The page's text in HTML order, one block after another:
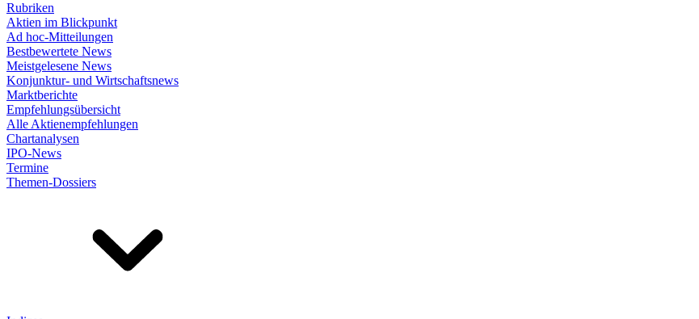
Rubriken
Aktien im Blickpunkt
Ad hoc-Mitteilungen
Bestbewertete News
Meistgelesene News
Konjunktur- und Wirtschaftsnews
Marktberichte
Empfehlungsübersicht
Alle Aktienempfehlungen
Chartanalysen
IPO-News
Termine
Themen-Dossiers